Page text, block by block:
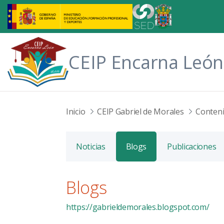
Saltar al contenido principal
CEIP Encarna León
Inicio CEIP Gabriel de Morales
Noticias Blogs Publicaciones
Blogs
https://gabrieldemorales.blogspot.com/